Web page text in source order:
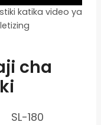
katika video ya
cha
SL-180